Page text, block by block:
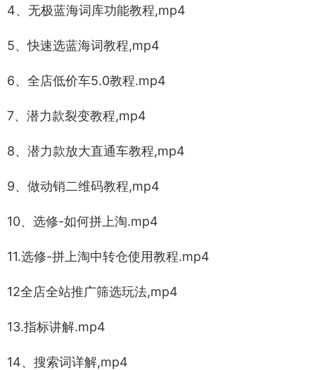
4、无极蓝海词库功能教程,mp4
5、快速选蓝海词教程,mp4
6、全店低价车5.0教程.mp4
7、潜力款裂变教程,mp4
8、潜力款放大直通车教程,mp4
9、做动销二维码教程,mp4
10、选修-如何拼上淘.mp4
11.选修-拼上淘中转仓使用教程.mp4
12全店全站推广筛选玩法,mp4
13.指标讲解.mp4
14、搜索词详解,mp4